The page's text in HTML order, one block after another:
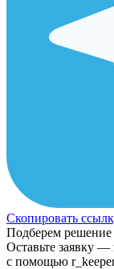
Скопировать
Подберем решение
Оставьте заявку
с помощью